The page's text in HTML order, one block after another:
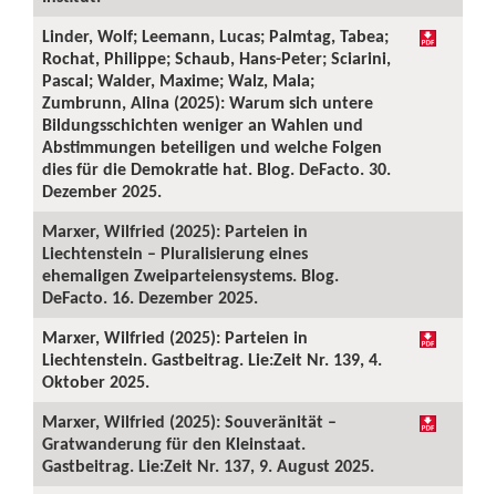
Linder, Wolf; Leemann, Lucas; Palmtag, Tabea;
Rochat, Philippe; Schaub, Hans-Peter; Sciarini,
Pascal; Walder, Maxime; Walz, Mala;
Zumbrunn, Alina (2025): Warum sich untere
Bildungsschichten weniger an Wahlen und
Abstimmungen beteiligen und welche Folgen
dies für die Demokratie hat. Blog. DeFacto. 30.
Dezember 2025.
Marxer, Wilfried (2025): Parteien in
Liechtenstein – Pluralisierung eines
ehemaligen Zweiparteiensystems. Blog.
DeFacto. 16. Dezember 2025.
Marxer, Wilfried (2025): Parteien in
Liechtenstein. Gastbeitrag. Lie:Zeit Nr. 139, 4.
Oktober 2025.
Marxer, Wilfried (2025): Souveränität –
Gratwanderung für den Kleinstaat.
Gastbeitrag. Lie:Zeit Nr. 137, 9. August 2025.